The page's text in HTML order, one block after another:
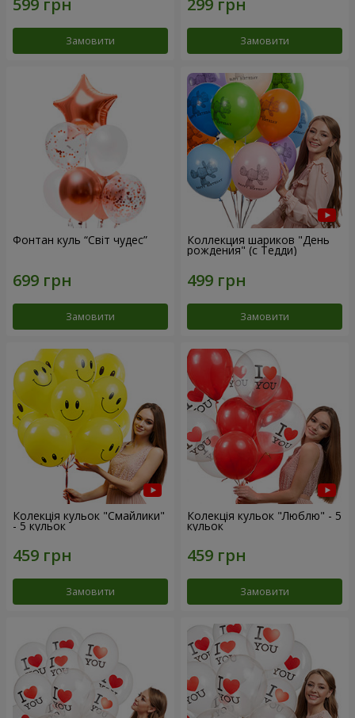
Замовити Замовити
Фонтан куль “Світ чудес”
Замовити
Коллекция шариков "День
рождения" (с Тедди)
Замовити
Колекція кульок "Смайлики"
- 5 кульок
Замовити
Колекція кульок "Люблю" - 5
кульок
Замовити